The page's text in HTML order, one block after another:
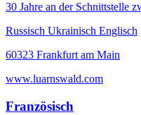
30 Jahre an der Schnittstelle
Russisch Ukrainisch Englisch
60323 Frankfurt am Main
www.luarnswald.com
Französisch